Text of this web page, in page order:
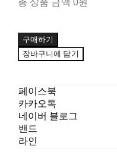
총 상품 금액 0원
구매하기
장바구니에 담기
페이스북
카카오톡
네이버 블로그
밴드
라인